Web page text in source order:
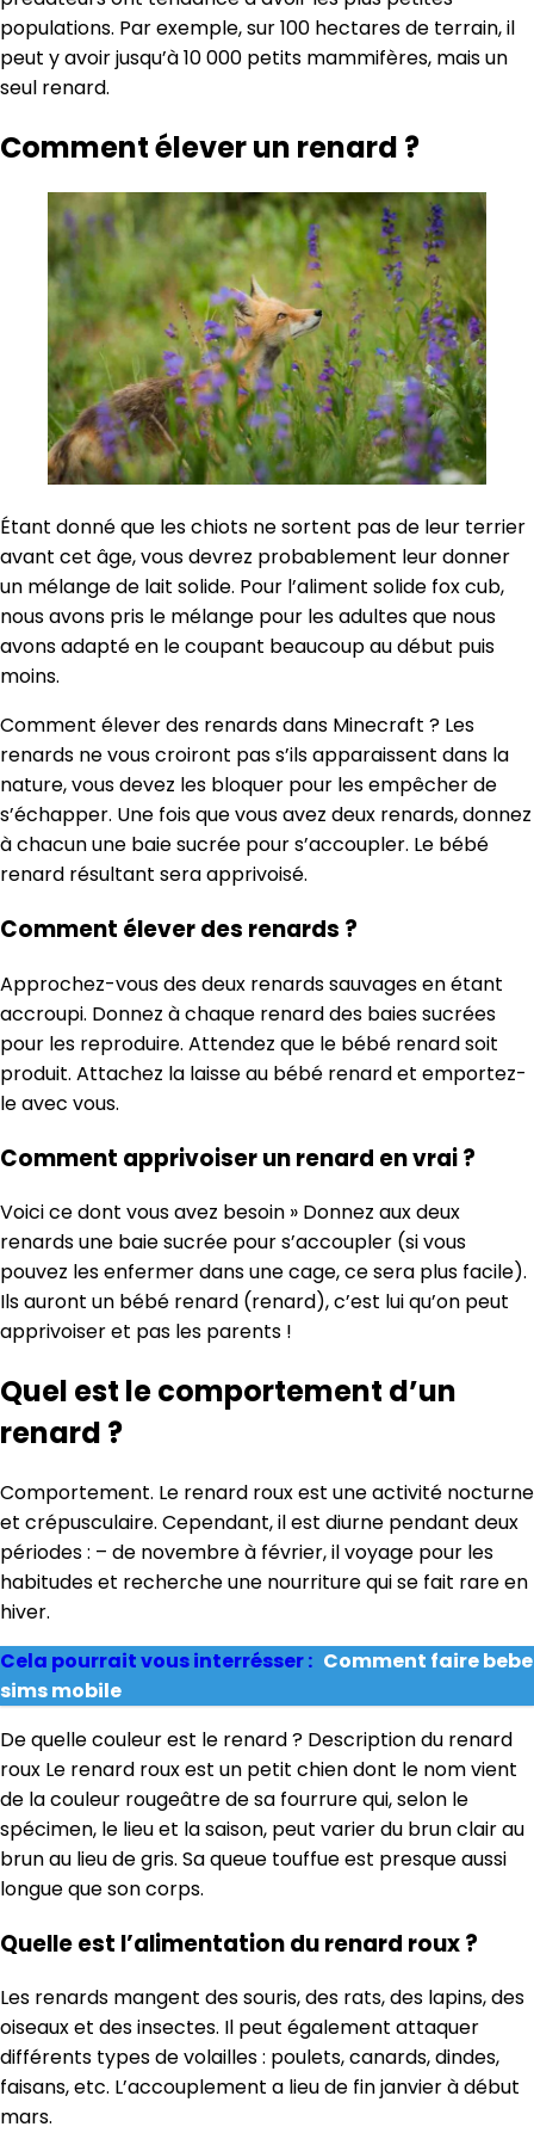
populations. Par exemple, sur 100 hectares de terrain, il
peut y avoir jusqu’à 10 000 petits mammifères, mais un
seul renard.
Comment élever un renard ?
Étant donné que les chiots ne sortent pas de leur terrier
avant cet âge, vous devrez probablement leur donner
un mélange de lait solide. Pour l’aliment solide fox cub,
nous avons pris le mélange pour les adultes que nous
avons adapté en le coupant beaucoup au début puis
moins.
Comment élever des renards dans Minecraft ? Les
renards ne vous croiront pas s’ils apparaissent dans la
nature, vous devez les bloquer pour les empêcher de
s’échapper. Une fois que vous avez deux renards, donnez
à chacun une baie sucrée pour s’accoupler. Le bébé
renard résultant sera apprivoisé.
Comment élever des renards ?
Approchez-vous des deux renards sauvages en étant
accroupi. Donnez à chaque renard des baies sucrées
pour les reproduire. Attendez que le bébé renard soit
produit. Attachez la laisse au bébé renard et emportez-
le avec vous.
Comment apprivoiser un renard en vrai ?
Voici ce dont vous avez besoin » Donnez aux deux
renards une baie sucrée pour s’accoupler (si vous
pouvez les enfermer dans une cage, ce sera plus facile).
Ils auront un bébé renard (renard), c’est lui qu’on peut
apprivoiser et pas les parents !
Quel est le comportement d’un
renard ?
Comportement. Le renard roux est une activité nocturne
et crépusculaire. Cependant, il est diurne pendant deux
périodes : – de novembre à février, il voyage pour les
habitudes et recherche une nourriture qui se fait rare en
hiver.
Cela pourrait vous interrésser : Comment faire bebe
sims mobile
De quelle couleur est le renard ? Description du renard
roux Le renard roux est un petit chien dont le nom vient
de la couleur rougeâtre de sa fourrure qui, selon le
spécimen, le lieu et la saison, peut varier du brun clair au
brun au lieu de gris. Sa queue touffue est presque aussi
longue que son corps.
Quelle est l’alimentation du renard roux ?
Les renards mangent des souris, des rats, des lapins, des
oiseaux et des insectes. Il peut également attaquer
différents types de volailles : poulets, canards, dindes,
faisans, etc. L’accouplement a lieu de fin janvier à début
mars.